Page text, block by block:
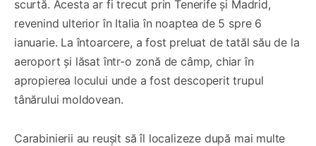
scurtă. Acesta ar fi trecut prin Tenerife și Madrid,
revenind ulterior în Italia în noaptea de 5 spre 6
ianuarie. La întoarcere, a fost preluat de tatăl său de la
aeroport și lăsat într-o zonă de câmp, chiar în
apropierea locului unde a fost descoperit trupul
tânărului moldovean.
Carabinierii au reușit să îl localizeze după mai multe